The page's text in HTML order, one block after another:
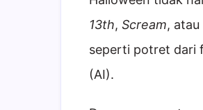
13th, Scream, atau
seperti potret dari
(AI).